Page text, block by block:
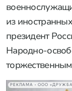
из
президент
Народно-
РЕКЛАМА • ООО